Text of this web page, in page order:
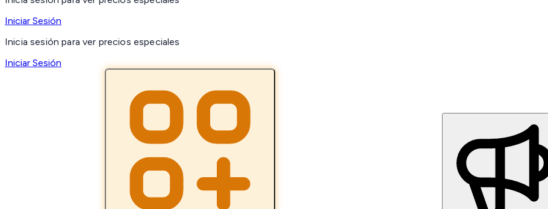
Iniciar Sesión
Inicia sesión para ver precios especiales
Iniciar Sesión